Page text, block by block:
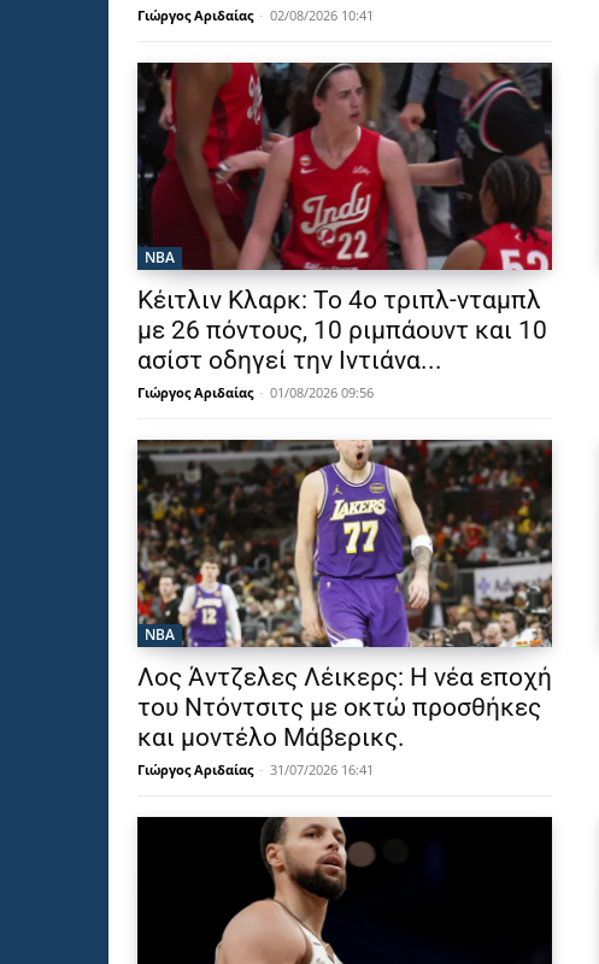
Γιώργος Αριδαίας - 02/08/2026 10:41
NBA
Κέιτλιν Κλαρκ: Το 4ο τριπλ-νταμπλ
με 26 πόντους, 10 ριμπάουντ και 10
ασίστ οδηγεί την Ιντιάνα...
Γιώργος Αριδαίας - 01/08/2026 09:56
NBA
Λος Άντζελες Λέικερς: Η νέα εποχή
του Ντόντσιτς με οκτώ προσθήκες
και μοντέλο Μάβερικς.
Γιώργος Αριδαίας - 31/07/2026 16:41